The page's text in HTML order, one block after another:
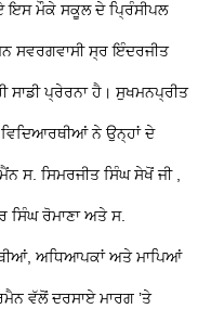
ਇਸ ਮੌਕੇ ਸਕੂਲ ਦੇ ਪ੍ਰਿੰਸੀਪਲ
ਸਵਰਗਵਾਸੀ ਸ੍ਰ ਇੰਦਰਜੀਤ
ਸਾਡੀ ਪ੍ਰੇਰਨਾ ਹੈ। ਸੁਖਮਨਪ੍ਰੀਤ
ਨੇ ਉਨ੍ਹਾਂ ਦੇ
ਸ. ਸਿਮਰਜੀਤ ਸਿੰਘ ਸੇਖੋਂ ਜੀ ,
ਸਿੰਘ ਰੋਮਾਣਾ ਅਤੇ ਸ.
ਅਧਿਆਪਕਾਂ ਅਤੇ ਮਾਪਿਆਂ
ਵੱਲੋਂ ਦਰਸਾਏ ਮਾਰਗ ’ਤੇ